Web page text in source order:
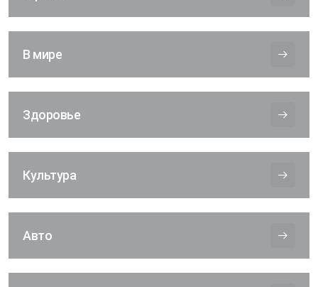
В мире
Здоровье
Культура
Авто